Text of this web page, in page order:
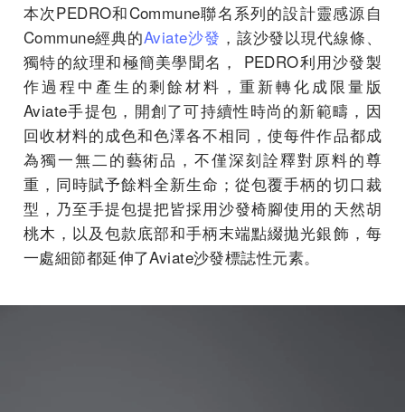
本次PEDRO和Commune聯名系列的設計靈感源自
Commune經典的Aviate沙發 ，該沙發以現代線條、
獨特的紋理和極簡美學聞名， PEDRO利用沙發製
作過程中產生的剩餘材料，重新轉化成限量版
Aviate手提包，開創了可持續性時尚的新範疇，因
回收材料的成色和色澤各不相同，使每件作品都成
為獨一無二的藝術品，不僅深刻詮釋對原料的尊
重，同時賦予餘料全新生命；從包覆手柄的切口裁
型，乃至手提包提把皆採用沙發椅腳使用的天然胡
桃木，以及包款底部和手柄末端點綴拋光銀飾，每
一處細節都延伸了Aviate沙發標誌性元素。